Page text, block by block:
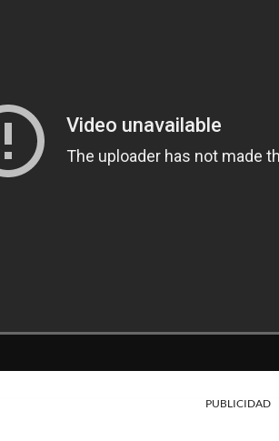
PUBLICIDAD